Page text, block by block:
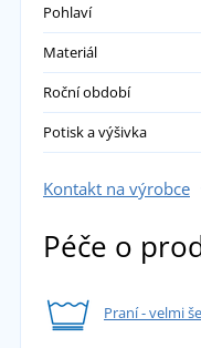
Pohlaví
Materiál
Roční období
Potisk a výšivka
Kontakt na výrobce
Péče o
Praní - velmi